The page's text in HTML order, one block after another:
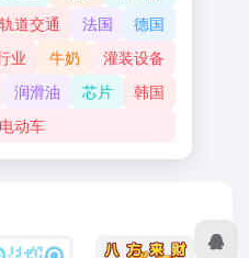
轨道交通 法国
德国
业 牛奶
灌装设备
润滑油 芯片
韩国
电动车